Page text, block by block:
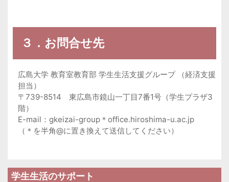
３．お問合せ先
広島大学 教育室教育部 学生生活支援グループ （経済支援
担当）
〒739-8514 東広島市鏡山一丁目7番1号（学生プラザ3
階）
E-mail：gkeizai-group＊office.hiroshima-u.ac.jp
（ ＊を半角@に置き換えて送信してください）
学生生活のサポート